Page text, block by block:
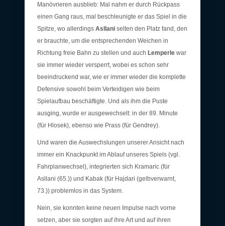
Manövrieren ausblieb: Mal nahm er durch Rückpass
einen Gang raus, mal beschleunigte er das Spiel in die
Spitze, wo allerdings Asllani selten den Platz fand, den
er brauchte, um die entsprechenden Weichen in
Richtung freie Bahn zu stellen und auch Lemperle war
sie immer wieder versperrt, wobei es schon sehr
beeindruckend war, wie er immer wieder die komplette
Defensive sowohl beim Verteidigen wie beim
Spielaufbau beschäftigte. Und als ihm die Puste
ausging, wurde er ausgewechselt: in der 89. Minute
(für Hlosek), ebenso wie Prass (für Gendrey).
Und waren die Auswechslungen unserer Ansicht nach
immer ein Knackpunkt im Ablauf unseres Spiels (vgl.
Fahrplanwechsel), integrierten sich Kramaric (für
Asllani (65.)) und Kabak (für Hajdari (gelbverwarnt,
73.)) problemlos in das System.
Nein, sie konnten keine neuen Impulse nach vorne
setzen, aber sie sorgten auf ihre Art und auf ihren